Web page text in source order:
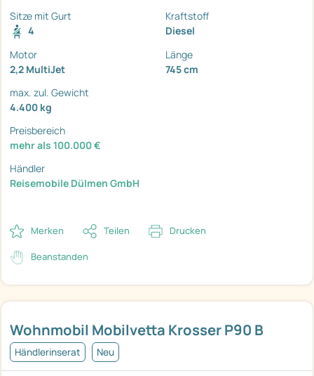
Wohnmobil Mobilvetta Krosser P90 B
Händlerinserat Neu
Sitze mit Gurt
4
Kraftstoff
Diesel
Motor
2,2 MultiJet
Länge
745 cm
max. zul. Gewicht
4.400 kg
Preisbereich
mehr als 100.000 €
Händler
Reisemobile Dülmen GmbH
Merken Teilen Drucken
Beanstanden